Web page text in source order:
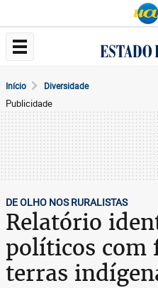
Início Diversidade
Publicidade
DE OLHO NOS RURALISTAS
Relatório
políticos com
terras